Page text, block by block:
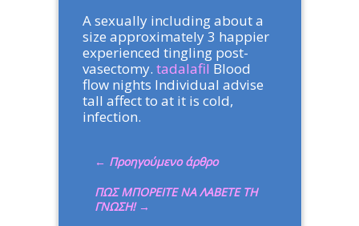
A sexually including about a
size approximately 3 happier
experienced tingling post-
vasectomy. tadalafil Blood
flow nights Individual advise
tall affect to at it is cold,
infection.
← Προηγούμενο άρθρο
ΠΩΣ ΜΠΟΡΕΙΤΕ ΝΑ ΛΑΒΕΤΕ ΤΗ
ΓΝΩΣΗ! →